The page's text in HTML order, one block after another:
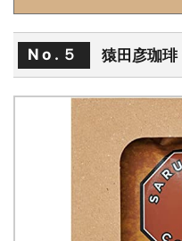
No.５ 猿田彦珈琲